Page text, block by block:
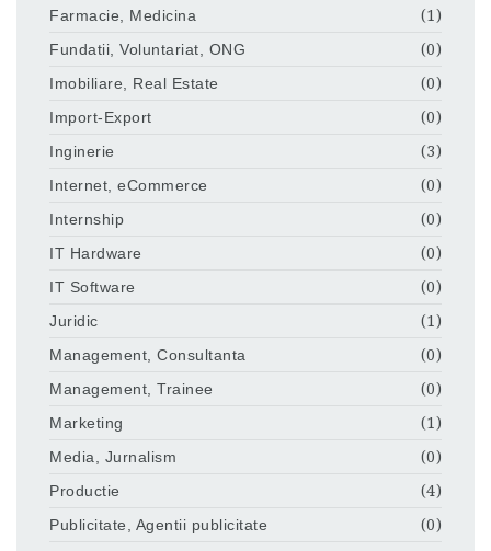
Farmacie, Medicina
(1)
Fundatii, Voluntariat, ONG
(0)
Imobiliare, Real Estate
(0)
Import-Export
(0)
Inginerie
(3)
Internet, eCommerce
(0)
Internship
(0)
IT Hardware
(0)
IT Software
(0)
Juridic
(1)
Management, Consultanta
(0)
Management, Trainee
(0)
Marketing
(1)
Media, Jurnalism
(0)
Productie
(4)
Publicitate, Agentii publicitate
(0)